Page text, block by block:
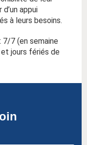
appui
à leurs besoins.
7 (en semaine
jours fériés de